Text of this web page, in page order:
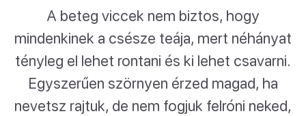
A beteg viccek nem biztos, hogy
mindenkinek a csésze teája, mert néhányat
tényleg el lehet rontani és ki lehet csavarni.
Egyszerűen szörnyen érzed magad, ha
nevetsz rajtuk, de nem fogjuk felróni neked,